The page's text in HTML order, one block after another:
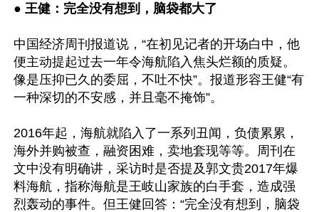
● 王健：完全没有想到，脑袋都大了
中国经济周刊报道说，“在初见记者的开场白中，他
便主动提起过去一年令海航陷入焦头烂额的质疑。
像是压抑已久的委屈，不吐不快”。报道形容王健“有
一种深切的不安感，并且毫不掩饰”。
2016年起，海航就陷入了一系列丑闻，负债累累，
海外并购被查，融资困难，卖地套现等等。周刊在
文中没有明确讲，采访时是否提及郭文贵2017年爆
料海航，指称海航是王岐山家族的白手套，造成强
烈轰动的事件。但王健回答：“完全没有想到，脑袋